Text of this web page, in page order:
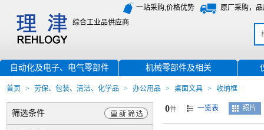
一站采购,价格优势
原厂采购，
综合工业品供应商
自动化及电子、电气零部件 机械零部件及相关
首页 > 劳保、包装、清洁、化学品 > 办公用品 > 桌面文具 > 收纳框
筛选条件 0件 一览表 照片